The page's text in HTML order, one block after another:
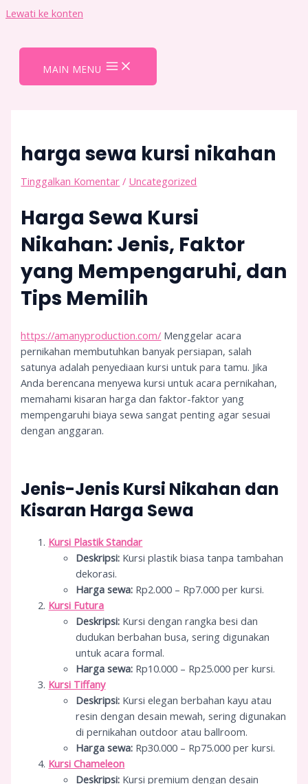
Lewati ke konten
MAIN MENU
harga sewa kursi nikahan
Tinggalkan Komentar / Uncategorized
Harga Sewa Kursi
Nikahan: Jenis, Faktor
yang Mempengaruhi, dan
Tips Memilih
https://amanyproduction.com/ Menggelar acara
pernikahan membutuhkan banyak persiapan, salah
satunya adalah penyediaan kursi untuk para tamu. Jika
Anda berencana menyewa kursi untuk acara pernikahan,
memahami kisaran harga dan faktor-faktor yang
mempengaruhi biaya sewa sangat penting agar sesuai
dengan anggaran.
Jenis-Jenis Kursi Nikahan dan
Kisaran Harga Sewa
Kursi Plastik Standar
Deskripsi: Kursi plastik biasa tanpa tambahan
dekorasi.
Harga sewa: Rp2.000 – Rp7.000 per kursi.
Kursi Futura
Deskripsi: Kursi dengan rangka besi dan
dudukan berbahan busa, sering digunakan
untuk acara formal.
Harga sewa: Rp10.000 – Rp25.000 per kursi.
Kursi Tiffany
Deskripsi: Kursi elegan berbahan kayu atau
resin dengan desain mewah, sering digunakan
di pernikahan outdoor atau ballroom.
Harga sewa: Rp30.000 – Rp75.000 per kursi.
Kursi Chameleon
Deskripsi: Kursi premium dengan desain